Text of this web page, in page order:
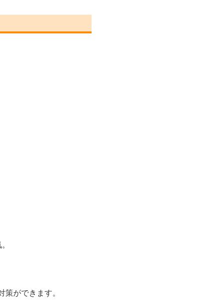
ができます。